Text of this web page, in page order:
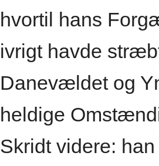
hvortil hans
ivrigt havde
Danevældet og
heldige
Skridt videre: